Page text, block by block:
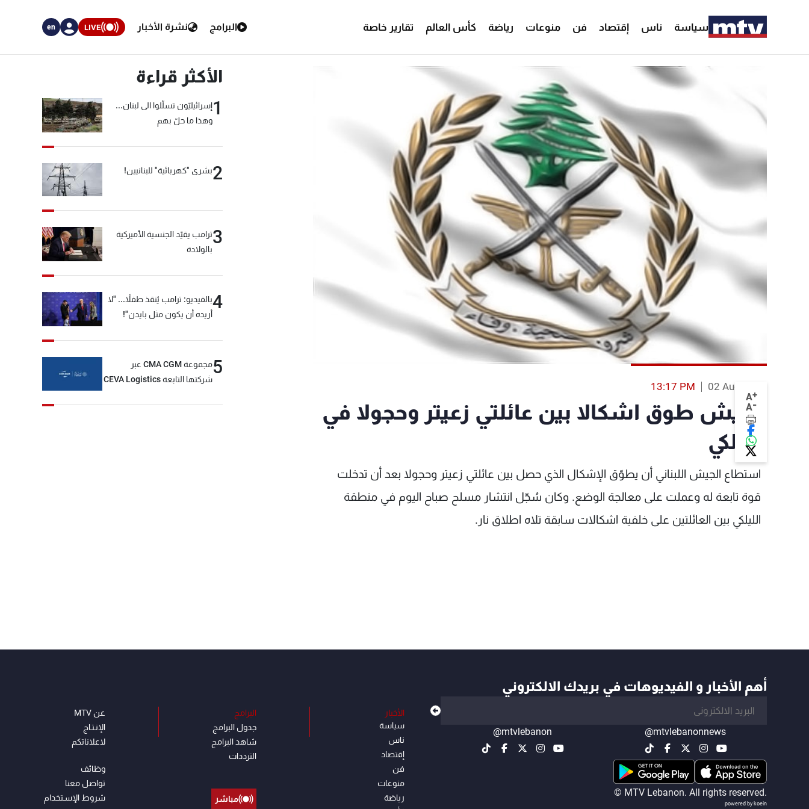
سياسة ناس إقتصاد فن منوعات رياضة كأس العالم تقارير خاصة البرامج نشرة الأخبار LIVE
en
A+
A-
02 Aug 2013
13:17 PM
الجيش طوق اشكالا بين عائلتي زعيتر وحجولا في
الليلكي
استطاع الجيش اللبناني أن يطوّق الإشكال الذي حصل بين عائلتي زعيتر وحجولا بعد أن تدخلت
قوة تابعة له وعملت على معالجة الوضع. وكان سُجّل انتشار مسلح صباح اليوم في منطقة
الليلكي بين العائلتين على خلفية اشكالات سابقة تلاه اطلاق نار.
الأكثر قراءة
1إسرائيليّون تسلّلوا الى لبنان...
وهذا ما حلّ بهم
2بشرى "كهربائية" للبنانيين!
3ترامب يقيّد الجنسية الأميركية
بالولادة
4بالفيديو: ترامب يُنقذ طفلاً... "لا
أريده أن يكون مثل بايدن"!
5
مجموعة CMA CGM عبر
شركتها التابعة CEVA Logistics
أهم الأخبار و الفيديوهات في بريدك الالكتروني
@mtvlebanonnews
@mtvlebanon
© MTV Lebanon. All rights reserved.
powered by koein
الأخبار
سياسة
ناس
إقتصاد
فن
منوعات
رياضة
البرامج
جدول البرامج
شاهد البرامج
الترددات
مباشر
عن MTV
الإنـتـاج
لاعلاناتكم
وظائف
تواصل معنا
شروط الإسـتخدام